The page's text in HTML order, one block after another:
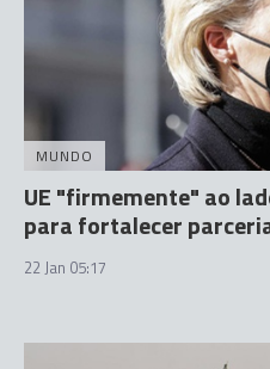
MUNDO
UE "firmemente" ao
para fortalecer
22 Jan 05:17